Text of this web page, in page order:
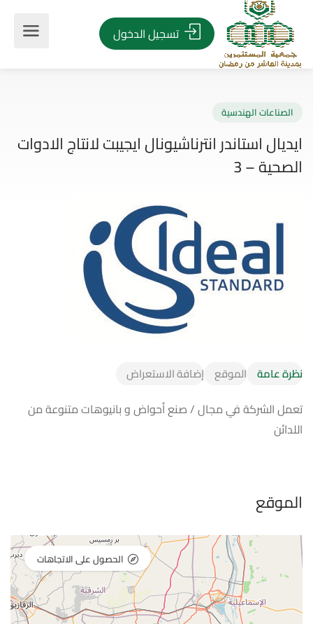
تسجيل الدخول
الهندسية
استاندر انترناشيونال ايجيبت لانتاج الادوات
– 3
نظرة عامة الموقع إضافة الاستعراض
تعمل الشركة في مجال / صنع أحواض و بانيوهات متنوعة من
اللدائن
الموقع
الحصول على الاتجاهات